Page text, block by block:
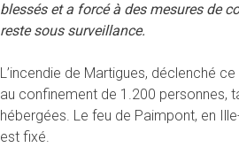
blessés et a forcé à des mesures de
reste sous surveillance.
L’incendie de Martigues, déclenché
au confinement de 1.200 personnes,
hébergées. Le feu de Paimpont, en
est fixé.